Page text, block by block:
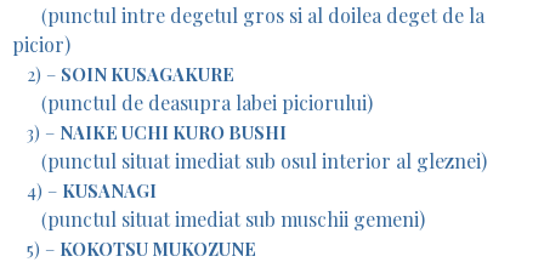
(punctul intre degetul gros si al doilea deget de la
picior)
2) – SOIN KUSAGAKURE
(punctul de deasupra labei piciorului)
3) – NAIKE UCHI KURO BUSHI
(punctul situat imediat sub osul interior al gleznei)
4) – KUSANAGI
(punctul situat imediat sub muschii gemeni)
5) – KOKOTSU MUKOZUNE